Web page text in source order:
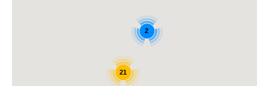
Trouver un revendeur
21
2